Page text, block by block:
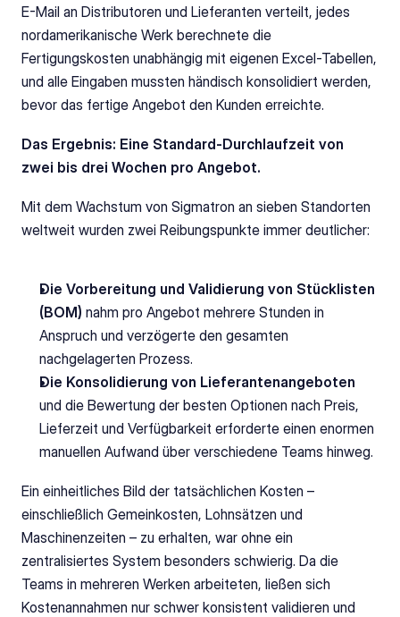
E-Mail an Distributoren und Lieferanten verteilt, jedes
nordamerikanische Werk berechnete die
Fertigungskosten unabhängig mit eigenen Excel-Tabellen,
und alle Eingaben mussten händisch konsolidiert werden,
bevor das fertige Angebot den Kunden erreichte.
Das Ergebnis: Eine Standard-Durchlaufzeit von
zwei bis drei Wochen pro Angebot.
Mit dem Wachstum von Sigmatron an sieben Standorten
weltweit wurden zwei Reibungspunkte immer deutlicher:
Die Vorbereitung und Validierung von Stücklisten
(BOM) nahm pro Angebot mehrere Stunden in
Anspruch und verzögerte den gesamten
nachgelagerten Prozess.
Die Konsolidierung von Lieferantenangeboten
und die Bewertung der besten Optionen nach Preis,
Lieferzeit und Verfügbarkeit erforderte einen enormen
manuellen Aufwand über verschiedene Teams hinweg.
Ein einheitliches Bild der tatsächlichen Kosten –
einschließlich Gemeinkosten, Lohnsätzen und
Maschinenzeiten – zu erhalten, war ohne ein
zentralisiertes System besonders schwierig. Da die
Teams in mehreren Werken arbeiteten, ließen sich
Kostenannahmen nur schwer konsistent validieren und